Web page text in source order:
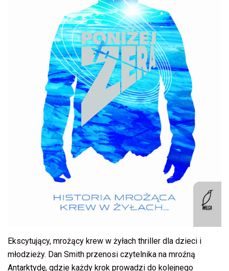
Ekscytujący, mrożący krew w żyłach thriller dla dzieci i
młodzieży. Dan Smith przenosi czytelnika na mroźną
Antarktydę, gdzie każdy krok prowadzi do kolejnego